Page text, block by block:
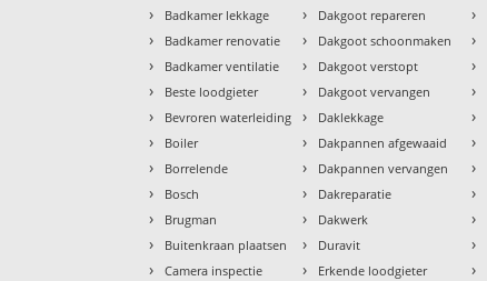
› Badkamer lekkage
› Badkamer renovatie
› Badkamer ventilatie
› Beste loodgieter
› Bevroren waterleiding
› Boiler
› Borrelende
› Bosch
› Brugman
› Buitenkraan plaatsen
› Camera inspectie
› Dakgoot repareren
› Dakgoot schoonmaken
› Dakgoot verstopt
› Dakgoot vervangen
› Daklekkage
› Dakpannen afgewaaid
› Dakpannen vervangen
› Dakreparatie
› Dakwerk
› Duravit
› Erkende loodgieter
›
›
›
›
›
›
›
›
›
›
›